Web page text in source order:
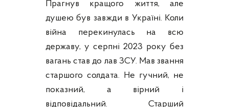
Прагнув кращого життя, але
душею був завжди в Україні. Коли
війна перекинулась на всю
державу, у серпні 2023 року без
вагань став до лав ЗСУ. Мав звання
старшого солдата. Не гучний, не
показний, а вірний і
відповідальний. Старший